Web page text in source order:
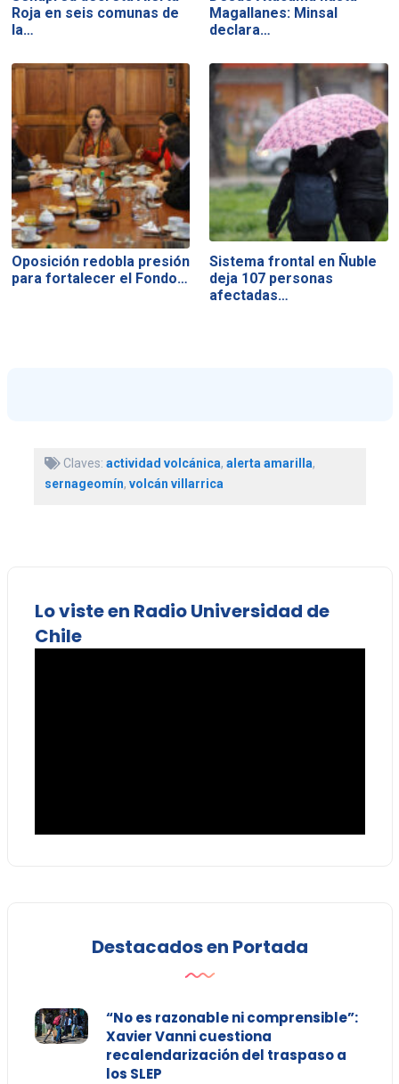
Roja en seis comunas de
la…
Magallanes: Minsal
declara…
Oposición redobla presión
para fortalecer el Fondo…
Sistema frontal en Ñuble
deja 107 personas
afectadas…
Claves: actividad volcánica, alerta amarilla,
sernageomín, volcán villarrica
Lo viste en Radio Universidad de
Chile
Destacados en Portada
“No es razonable ni comprensible”:
Xavier Vanni cuestiona
recalendarización del traspaso a
los SLEP